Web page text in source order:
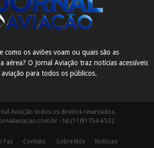
como os aviões voam ou quais são as
aérea? O Jornal Aviação traz notícias acessíveis
para todos os públicos.
Aviação todos os direitos reservados.
- tel.(11)91754-6532
Faz Contato Sobre Nós Notícias